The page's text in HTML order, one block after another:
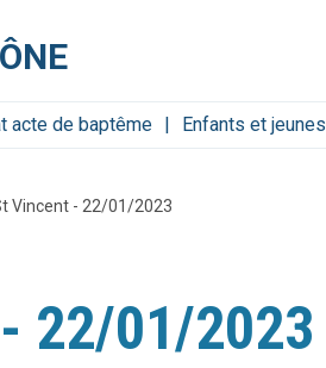
acte de baptême Enfants et jeunes
Vincent - 22/01/2023
22/01/2023